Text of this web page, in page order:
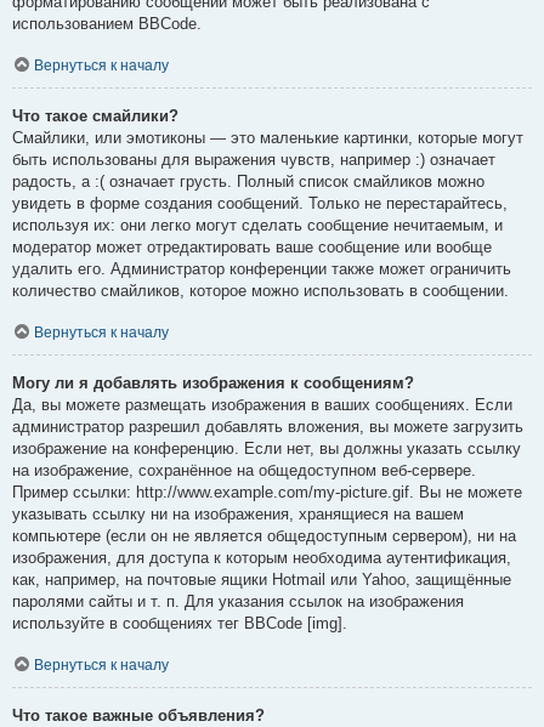
использованием BBCode.
Вернуться к началу
Что такое смайлики?
Смайлики, или эмотиконы — это маленькие картинки, которые могут
быть использованы для выражения чувств, например :) означает
радость, а :( означает грусть. Полный список смайликов можно
увидеть в форме создания сообщений. Только не перестарайтесь,
используя их: они легко могут сделать сообщение нечитаемым, и
модератор может отредактировать ваше сообщение или вообще
удалить его. Администратор конференции также может ограничить
количество смайликов, которое можно использовать в сообщении.
Вернуться к началу
Могу ли я добавлять изображения к сообщениям?
Да, вы можете размещать изображения в ваших сообщениях. Если
администратор разрешил добавлять вложения, вы можете загрузить
изображение на конференцию. Если нет, вы должны указать ссылку
на изображение, сохранённое на общедоступном веб-сервере.
Пример ссылки: http://www.example.com/my-picture.gif. Вы не можете
указывать ссылку ни на изображения, хранящиеся на вашем
компьютере (если он не является общедоступным сервером), ни на
изображения, для доступа к которым необходима аутентификация,
как, например, на почтовые ящики Hotmail или Yahoo, защищённые
паролями сайты и т. п. Для указания ссылок на изображения
используйте в сообщениях тег BBCode [img].
Вернуться к началу
Что такое важные объявления?